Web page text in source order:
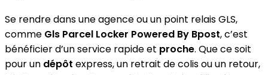
Se rendre dans une agence ou un point relais GLS,
comme Gls Parcel Locker Powered By Bpost, c’est
bénéficier d’un service rapide et proche. Que ce soit
pour un dépôt express, un retrait de colis ou un retour,